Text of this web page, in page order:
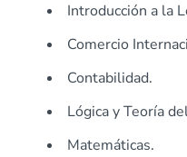
Introducción a la
Comercio
Contabilidad.
Lógica y Teoría
Matemáticas.